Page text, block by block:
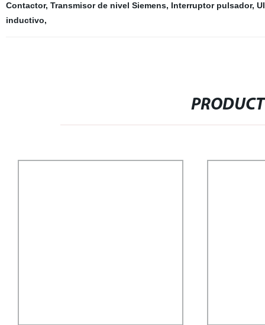
Contactor, Transmisor de nivel Siemens, Interruptor pulsador,
inductivo,